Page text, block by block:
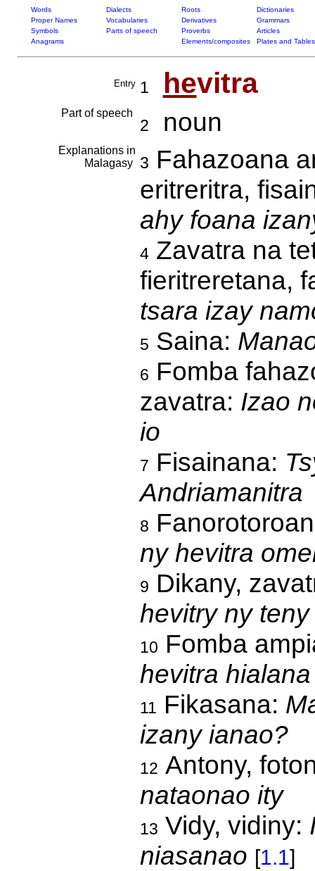
Words Dialects Roots
Dictionaries
Proper Names
Vocabularies Derivatives
Grammars
Symbols
Parts of speech Proverbs
Articles
Anagrams
Elements/composites Plates and Tables
Entry 1 hevitra
Part of speech
2 noun
Explanations in
Malagasy
3 Fahazoana
eritreritra,
ahy foana
4Zavatra na
fieritreretana,
tsara izay
5 Saina:
6 Fomba
zavatra: Izao
io
7 Fisainana:
Andriamanitra
8
ny hevitra
9 Dikany,
hevitry ny
10 Fomba
hevitra
11 Fikasana:
izany ianao?
12 Antony,
nataonao ity
13 Vidy, vidiny:
niasanao [1.1]